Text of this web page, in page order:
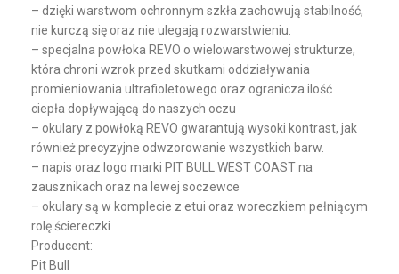
– dzięki warstwom ochronnym szkła zachowują stabilność,
nie kurczą się oraz nie ulegają rozwarstwieniu.
– specjalna powłoka REVO o wielowarstwowej strukturze,
która chroni wzrok przed skutkami oddziaływania
promieniowania ultrafioletowego oraz ogranicza ilość
ciepła dopływającą do naszych oczu
– okulary z powłoką REVO gwarantują wysoki kontrast, jak
również precyzyjne odwzorowanie wszystkich barw.
– napis oraz logo marki PIT BULL WEST COAST na
zausznikach oraz na lewej soczewce
– okulary są w komplecie z etui oraz woreczkiem pełniącym
rolę ściereczki
Producent:
Pit Bull